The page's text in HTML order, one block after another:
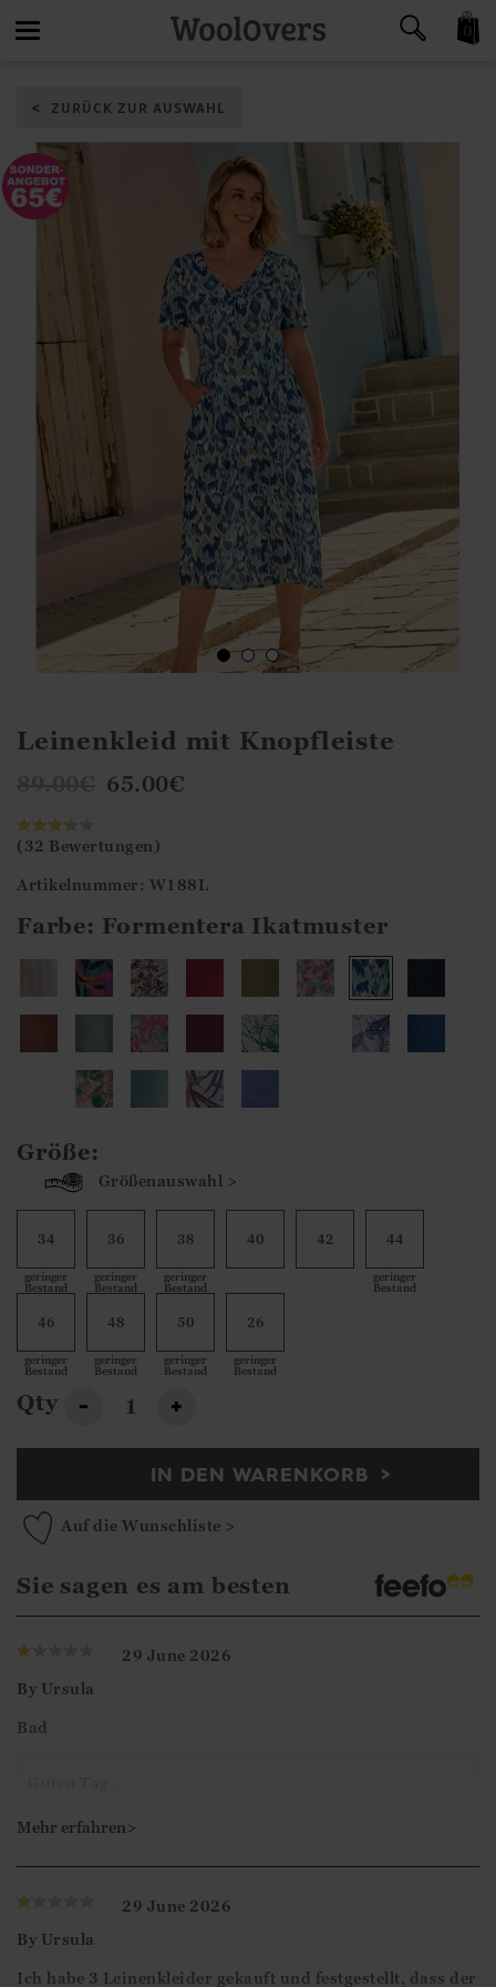
navigation
ZURÜCK ZUR AUSWAHL
Leinenkleid mit Knopfleiste
65.00€
(32 Bewertungen)
Artikelnummer: W188L
Farbe: Formentera Ikatmuster
Größe:
Größenauswahl >
34
geringer
Bestand
36
geringer
Bestand
38
geringer
Bestand
40 42 44
geringer
Bestand
46
geringer
Bestand
48
geringer
Bestand
50
geringer
Bestand
26
geringer
Bestand
Qty - +
IN DEN WARENKORB
Auf die Wunschliste >
Sie sagen es am besten
29 June 2026
By Ursula
Bad
Mit freundlichen Grüßen
Ismini
Mehr erfahren>
29 June 2026
By Ursula
Ich habe 3 Leinenkleider gekauft und festgestellt, dass der